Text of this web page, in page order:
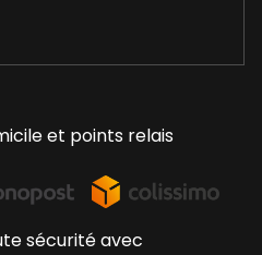
et points relais
sécurité avec